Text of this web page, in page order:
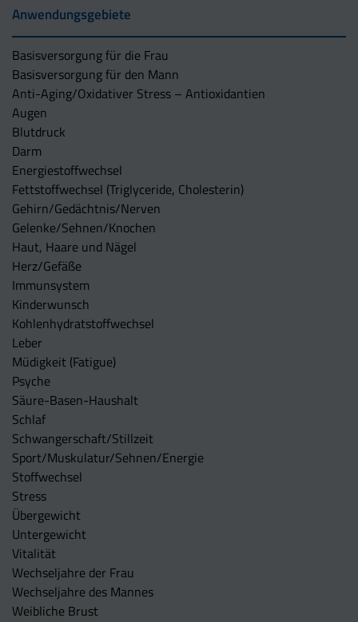
Anwendungsgebiete
Basisversorgung für die Frau
Basisversorgung für den Mann
Anti-Aging/Oxidativer Stress – Antioxidantien
Augen
Blutdruck
Darm
Energiestoffwechsel
Fettstoffwechsel (Triglyceride, Cholesterin)
Gehirn/Gedächtnis/Nerven
Gelenke/Sehnen/Knochen
Haut, Haare und Nägel
Herz/Gefäße
Immunsystem
Kinderwunsch
Kohlenhydratstoffwechsel
Leber
Müdigkeit (Fatigue)
Psyche
Säure-Basen-Haushalt
Schlaf
Schwangerschaft/Stillzeit
Sport/Muskulatur/Sehnen/Energie
Stoffwechsel
Stress
Übergewicht
Untergewicht
Vitalität
Wechseljahre der Frau
Wechseljahre des Mannes
Weibliche Brust